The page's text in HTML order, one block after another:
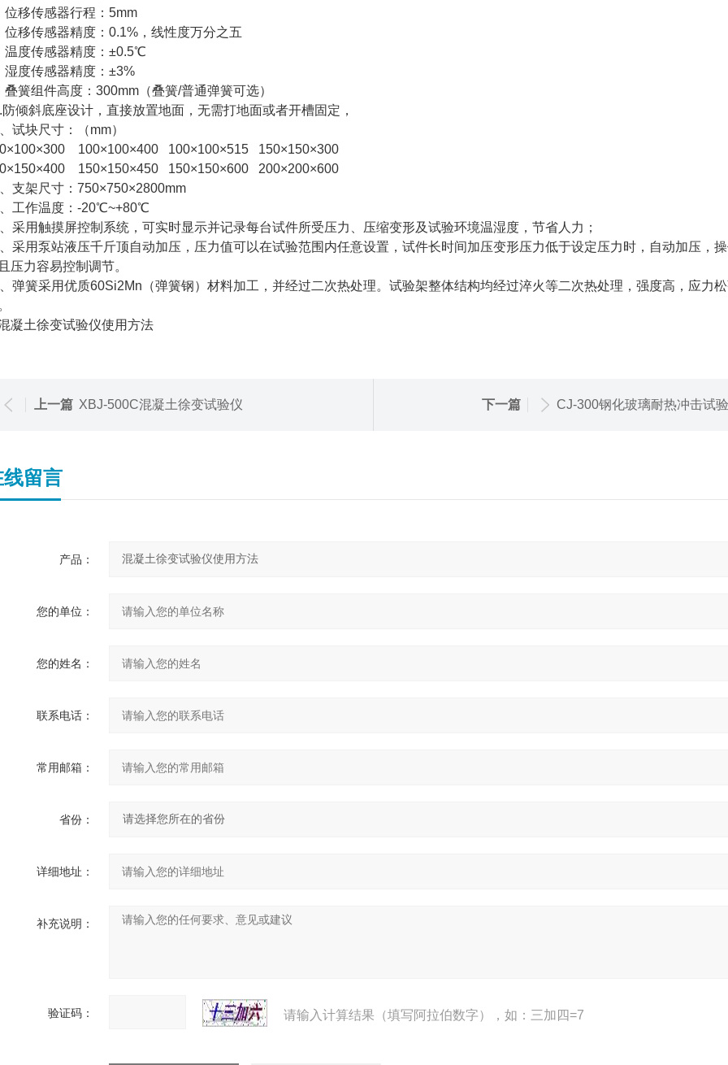
位移传感器行程：5mm
位移传感器精度：0.1%，线性度万分之五
温度传感器精度：±0.5℃
湿度传感器精度：±3%
叠簧组件高度：300mm（叠簧/普通弹簧可选）
倾斜底座设计，直接放置地面，无需打地面或者开槽固定，
试块尺寸：（mm）
100×100×400 100×100×515 150×150×300
150×150×450 150×150×600 200×200×600
支架尺寸：750×750×2800mm
工作温度：-20℃~+80℃
采用触摸屏控制系统，可实时显示并记录每台试件所受压力、压缩变形及试验环境温湿度，节省人力；
采用泵站液压千斤顶自动加压，压力值可以在试验范围内任意设置，试件长时间加压变形压力低于设定压力时，自动加压，
压力容易控制调节。
弹簧采用优质60Si2Mn（弹簧钢）材料加工，并经过二次热处理。试验架整体结构均经过淬火等二次热处理，强度高，应力
上一篇 XBJ-500C混凝土徐变试验仪 下一篇 CJ-300钢化玻璃耐热冲击试
线留言
产品：
您的单位：
您的姓名：
联系电话：
常用邮箱：
省份：
详细地址：
补充说明：
验证码： 请输入计算结果（填写阿拉伯数字），如：三加四=7